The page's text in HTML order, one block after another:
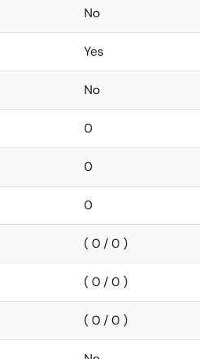
No
Yes
No
0
0
0
( 0 / 0 )
( 0 / 0 )
( 0 / 0 )